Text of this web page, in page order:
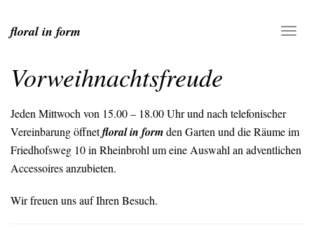
floral in form
Vorweihnachtsfreude
Jeden Mittwoch von 15.00 – 18.00 Uhr und nach telefonischer
Vereinbarung öffnetfloral in formden Garten und die Räume im
Friedhofsweg 10 in Rheinbrohl um eine Auswahl an adventlichen
Accessoires anzubieten.
Wir freuen uns auf Ihren Besuch.